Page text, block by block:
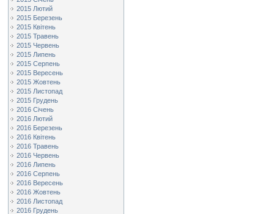
2015 Лютий
2015 Березень
2015 Квітень
2015 Травень
2015 Червень
2015 Липень
2015 Серпень
2015 Вересень
2015 Жовтень
2015 Листопад
2015 Грудень
2016 Січень
2016 Лютий
2016 Березень
2016 Квітень
2016 Травень
2016 Червень
2016 Липень
2016 Серпень
2016 Вересень
2016 Жовтень
2016 Листопад
2016 Грудень